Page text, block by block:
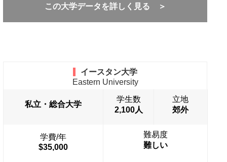
この大学データを詳しく見る ＞
イースタン大学
Eastern University
私立・総合大学
学生数
2,100人
立地
郊外
学費/年
$35,000
難易度
難しい